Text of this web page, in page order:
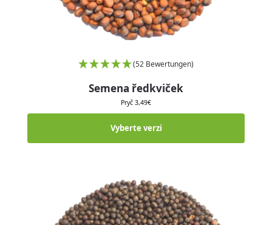
(52 Bewertungen)
Semena ředkviček
Pryč 3,49€
Vyberte verzi